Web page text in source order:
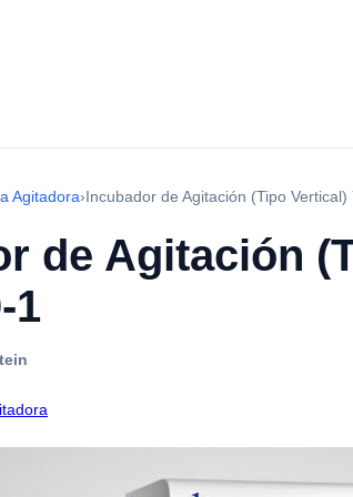
Agitadora›Incubador de Agitación (Tipo
de Agitación
1